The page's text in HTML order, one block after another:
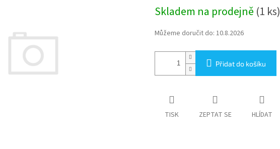
cena:
Skladem na prodejně (1 ks)
Můžeme doručit do: 10.8.2026
Přidat do košíku
TISK ZEPTAT SE HLÍDAT